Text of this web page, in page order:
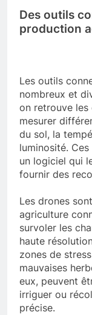
Des outils
production
Les outils
nombreux et
on retrouve
mesurer
du sol, la
luminosité.
un logiciel qui
fournir des
Les drones
agriculture
survoler les
haute
zones de
mauvaises
eux, peuvent
irriguer ou
précise.